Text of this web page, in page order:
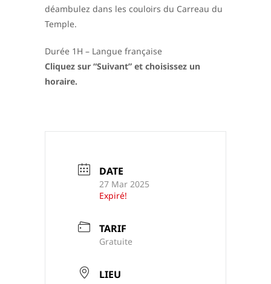
déambulez dans les couloirs du Carreau du
Temple.
Durée 1H – Langue française
Cliquez sur “Suivant” et choisissez un
horaire.
DATE
27 Mar 2025
Expiré!
TARIF
Gratuite
LIEU